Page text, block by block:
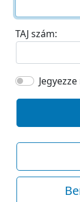
TAJ szám: